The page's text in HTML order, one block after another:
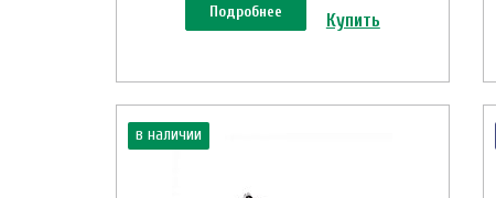
Подробнее Купить
в наличии